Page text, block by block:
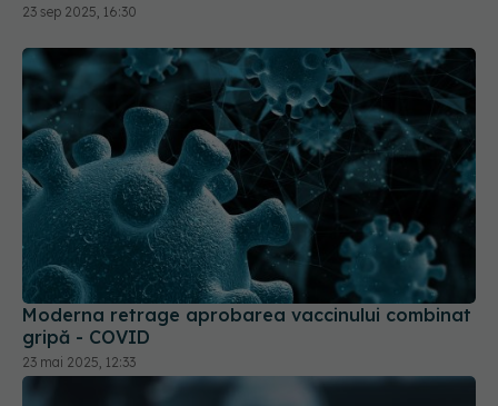
23 sep 2025, 16:30
Moderna retrage aprobarea vaccinului combinat
gripă - COVID
23 mai 2025, 12:33